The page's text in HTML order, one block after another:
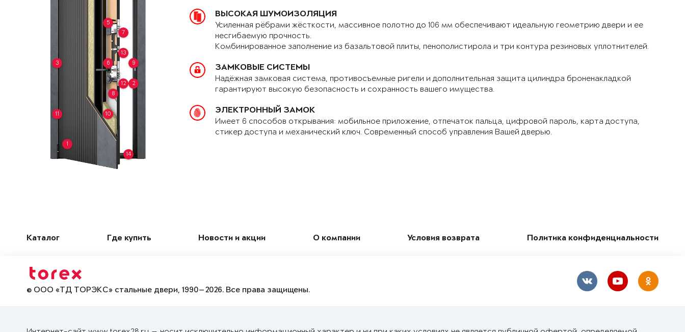
1
2
3
5
6
7
8
9
10
11
12
13
14
ВЫСОКАЯ ШУМОИЗОЛЯЦИЯ
Усиленная рёбрами жёсткости, массивное полотно до 106 мм обеспечивают идеальную геометрию двери и ее
несгибаемую прочность.
Комбинированное заполнение из базальтовой плиты, пенополистирола и три контура резиновых уплотнителей.
ЗАМКОВЫЕ СИСТЕМЫ
Надёжная замковая система, противосъемные ригели и дополнительная защита цилиндра броненакладкой
гарантируют высокую безопасность и сохранность вашего имущества.
ЭЛЕКТРОННЫЙ ЗАМОК
Имеет 6 способов открывания: мобильное приложение, отпечаток пальца, цифровой пароль, карта доступа,
стикер доступа и механический ключ. Современный способ управления Вашей дверью.
Каталог Где купить Новости и акции О компании Условия возврата Политика конфиденциальности
© ООО «ТД ТОРЭКС» стальные двери, 1990—2026. Все права защищены.